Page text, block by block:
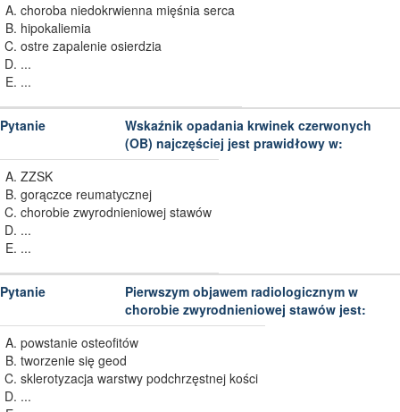
choroba niedokrwienna mięśnia serca
hipokaliemia
ostre zapalenie osierdzia
...
...
Wskaźnik opadania krwinek czerwonych
(OB) najczęściej jest prawidłowy w:
ZZSK
gorączce reumatycznej
chorobie zwyrodnieniowej stawów
...
...
Pierwszym objawem radiologicznym w
chorobie zwyrodnieniowej stawów jest:
powstanie osteofitów
tworzenie się geod
sklerotyzacja warstwy podchrzęstnej kości
...